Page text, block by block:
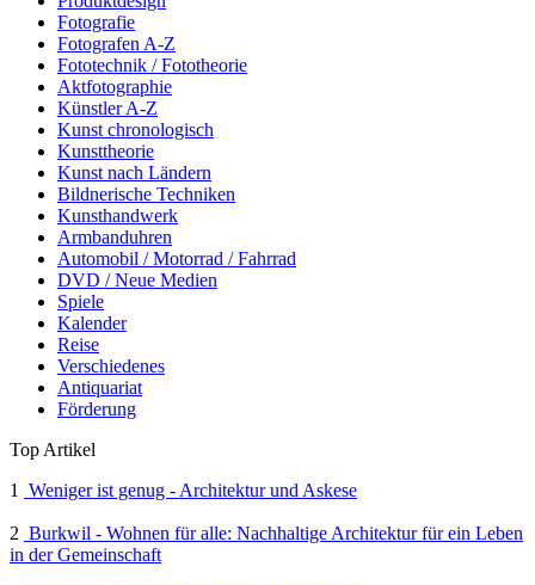
Fotografie
Fotografen A-Z
Fototechnik / Fototheorie
Aktfotographie
Künstler A-Z
Kunst chronologisch
Kunsttheorie
Kunst nach Ländern
Bildnerische Techniken
Kunsthandwerk
Armbanduhren
Automobil / Motorrad / Fahrrad
DVD / Neue Medien
Spiele
Kalender
Reise
Verschiedenes
Antiquariat
Förderung
Top Artikel
1
Weniger ist genug - Architektur und Askese
2 Burkwil - Wohnen für alle: Nachhaltige Architektur für ein Leben
in der Gemeinschaft